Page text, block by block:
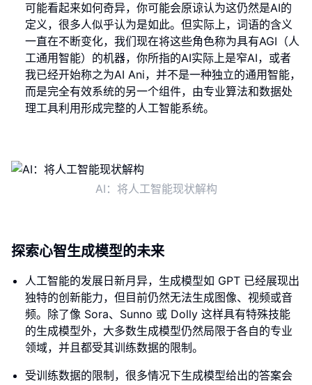
可能看起来如何奇异，你可能会原谅认为这仍然是AI的
定义，很多人似乎认为是如此。但实际上，词语的含义
一直在不断变化，我们现在将这些角色称为具有AGI（人
工通用智能）的机器，你所指的AI实际上是窄AI，或者
我已经开始称之为AI Ani，并不是一种独立的通用智能，
而是完全有效系统的另一个组件，由专业算法和数据处
理工具利用形成完整的人工智能系统。
AI：将人工智能现状解构
探索心智生成模型的未来
人工智能的发展日新月异，生成模型如 GPT 已经展现出
独特的创新能力，但目前仍然无法生成图像、视频或音
频。除了像 Sora、Sunno 或 Dolly 这样具有特殊技能
的生成模型外，大多数生成模型仍然局限于各自的专业
领域，并且都受其训练数据的限制。
受训练数据的限制，很多情况下生成模型给出的答案会